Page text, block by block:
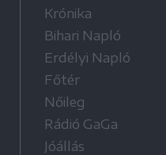
Krónika
Bihari Napló
Erdélyi Napló
Főtér
Nőileg
Rádió GaGa
Jóállás